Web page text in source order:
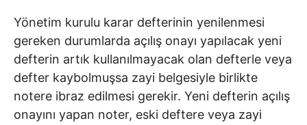
Yönetim kurulu karar defterinin yenilenmesi
gereken durumlarda açılış onayı yapılacak yeni
defterin artık kullanılmayacak olan defterle veya
defter kaybolmuşsa zayi belgesiyle birlikte
notere ibraz edilmesi gerekir. Yeni defterin açılış
onayını yapan noter, eski deftere veya zayi